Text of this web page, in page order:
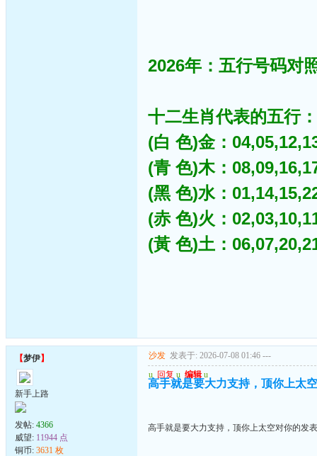
2026年：五行号码对
十二生肖代表的五行：
(白 色)金：
(青 色)木：
(黑 色)水：
(赤 色)火：
(黃 色)土：
【梦伊】
新手上路
发帖: 4366
威望: 11944 点
铜币: 3631 枚
沙发 发表于: 2026-07-08 01:46 ---
u 回复 u 编辑 u
高手就是要大力支持，顶你上太
高手就是要大力支持，顶你上太空对你的发表